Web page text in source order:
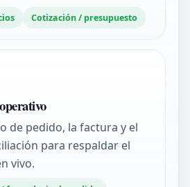
Cotización / presupuesto
de pedido, la factura y el
para respaldar el
vivo.